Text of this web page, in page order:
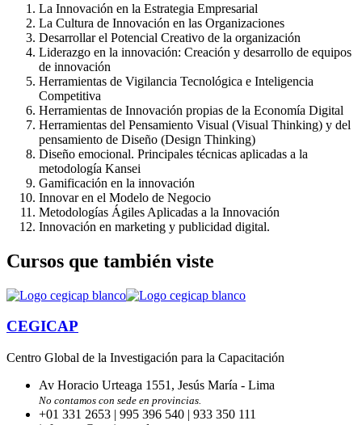
La Innovación en la Estrategia Empresarial
La Cultura de Innovación en las Organiza­ciones
Desarrollar el Potencial Creativo de la organización
Liderazgo en la innovación: Creación y desarrollo de equipos
de innovación
Herramientas de Vigilancia Tecnológica e Inteligencia
Competitiva
Herramientas de Innovación propias de la Economía Digital
Herramientas del Pensamiento Visual (Vi­sual Thinking) y del
pensamiento de Diseño (Design Thinking)
Diseño emocional. Principales técnicas aplicadas a la
metodología Kansei
Gamificación en la innovación
Innovar en el Modelo de Negocio
Metodologías Ágiles Aplicadas a la Inno­vación
Innovación en marketing y publicidad digital.
Cursos que también viste
CEGICAP
Centro Global de la Investigación para la Capacitación
Av Horacio Urteaga 1551, Jesús María - Lima
No contamos con sede en provincias.
+01 331 2653 | 995 396 540 | 933 350 111